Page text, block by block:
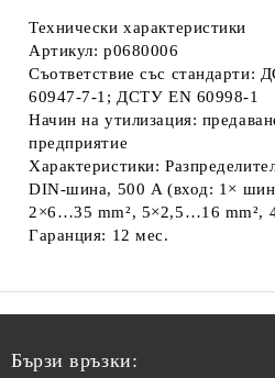
Технически характеристики
Артикул: p0680006
Съответствие със стандарти:
60947-7-1; ДСТУ EN 60998-1
Начин на утилизация:
предприятие
Характеристики:
DIN-шина, 500 A (вход: 1×
2×6…35 mm², 5×2,5…16 mm²,
Гаранция: 12 мес.
Бързи връзки: